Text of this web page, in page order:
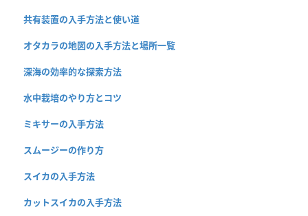
共有装置の入手方法と使い道
オタカラの地図の入手方法と場所一覧
深海の効率的な探索方法
水中栽培のやり方とコツ
ミキサーの入手方法
スムージーの作り方
スイカの入手方法
カットスイカの入手方法